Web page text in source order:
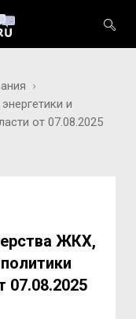
и
от 07.08.2025
ЖКХ,
07.08.2025